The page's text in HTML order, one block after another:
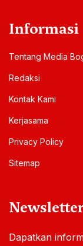
Informasi
Tentang Media
Redaksi
Kontak Kami
Kerjasama
Privacy Policy
Sitemap
Dapatkan